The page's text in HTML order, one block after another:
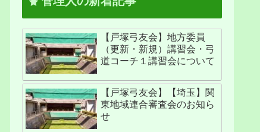
【戸塚弓友会】地方委員
（更新・新規）講習会・弓
道コーチ１講習会について
【戸塚弓友会】【埼玉】関
東地域連合審査会のお知ら
せ